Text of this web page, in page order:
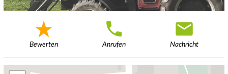
Bewerten Anrufen Nachricht